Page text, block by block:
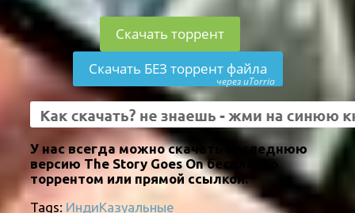
Скачать торрент
Скачать БЕЗ торрент файла
через uTorria
У нас всегда можно скачать последнюю
версию The Story Goes On бесплатно
торрентом или прямой ссылкой.
Tags: ИндиКазуальные